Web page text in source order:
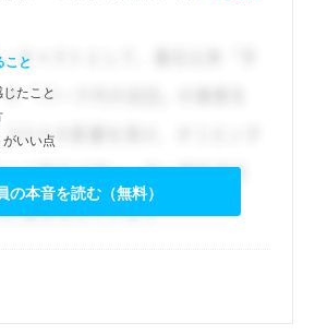
こと
たこと
いい点
の本音を読む（無料）